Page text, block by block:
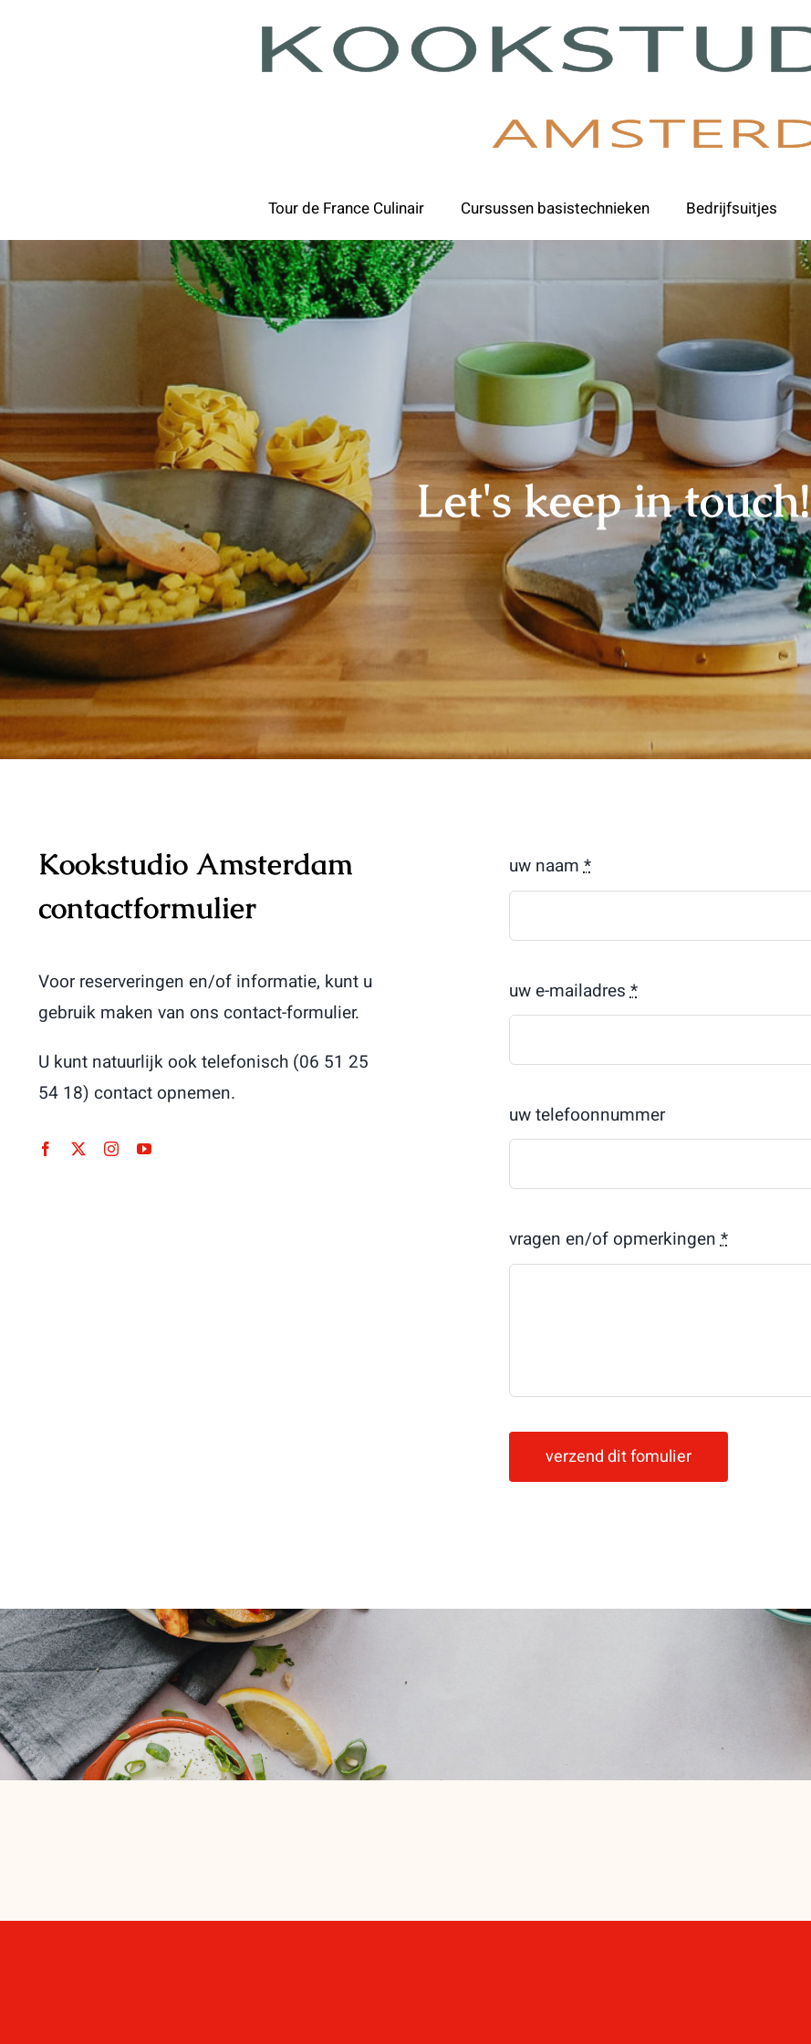
Tour de France Culinair Cursussen basistechnieken Bedrijfsuitjes
Let's keep in touch!
Kookstudio Amsterdam
contactformulier
Voor reserveringen en/of informatie, kunt u
gebruik maken van ons contact-formulier.
U kunt natuurlijk ook telefonisch (06 51 25
54 18) contact opnemen.
uw naam*
uw e-mailadres*
uw telefoonnummer
vragen en/of opmerkingen*
verzend dit fomulier